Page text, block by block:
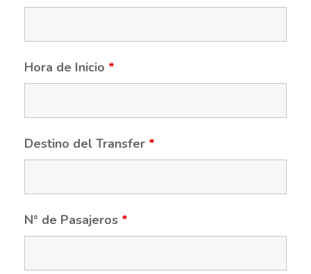
Hora de Inicio *
Destino del Transfer *
N° de Pasajeros *